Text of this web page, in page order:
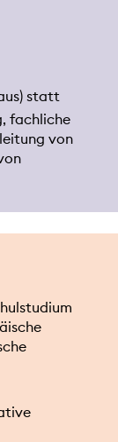
statt
fachliche
von